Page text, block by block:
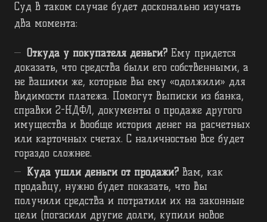
Суд в таком случае будет досконально изучать
два момента:
Откуда у покупателя деньги? Ему придется
доказать, что средства были его собственными, а
не вашими же, которые вы ему «одолжили» для
видимости платежа. Помогут выписки из банка,
справки 2-НДФЛ, документы о продаже другого
имущества и вообще история денег на расчетных
или карточных счетах. С наличностью все будет
гораздо сложнее.
Куда ушли деньги от продажи? Вам, как
продавцу, нужно будет показать, что вы
получили средства и потратили их на законные
цели (погасили другие долги, купили новое